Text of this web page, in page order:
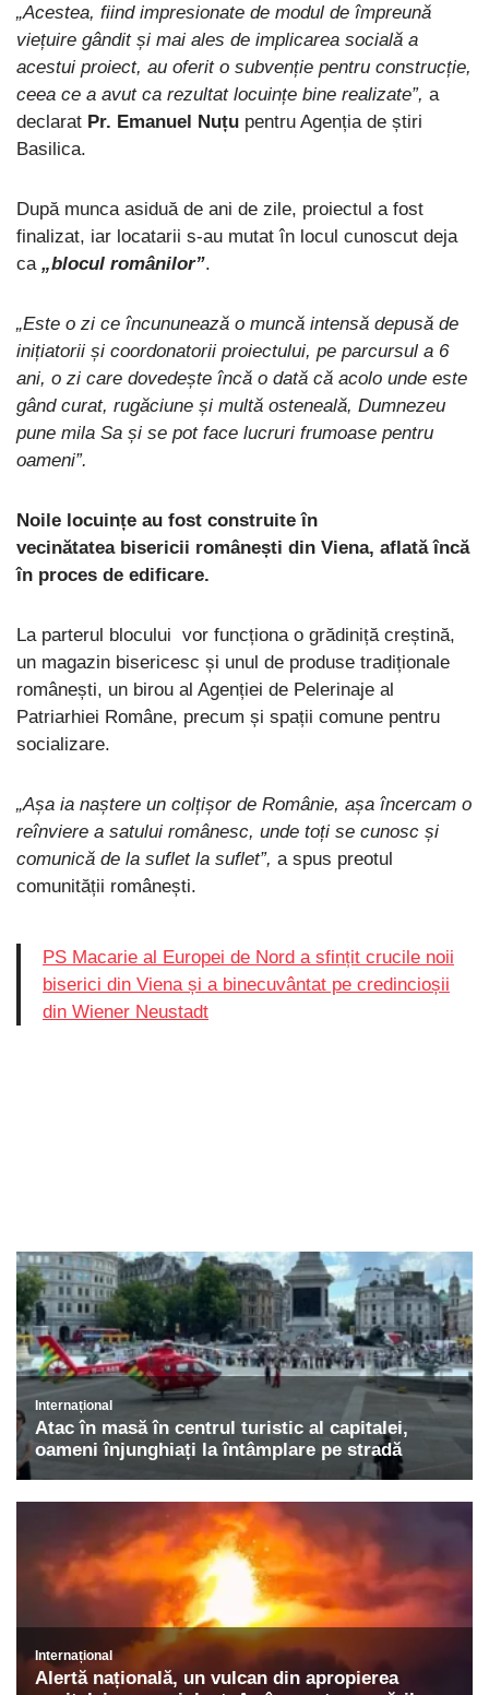
„Acestea, fiind impresionate de modul de împreună
viețuire gândit și mai ales de implicarea socială a
acestui proiect, au oferit o subvenție pentru construcție,
ceea ce a avut ca rezultat locuințe bine realizate”, a
declarat Pr. Emanuel Nuțu pentru Agenția de știri
Basilica.
După munca asiduă de ani de zile, proiectul a fost
finalizat, iar locatarii s-au mutat în locul cunoscut deja
ca „blocul românilor”.
„Este o zi ce încununează o muncă intensă depusă de
inițiatorii și coordonatorii proiectului, pe parcursul a 6
ani, o zi care dovedește încă o dată că acolo unde este
gând curat, rugăciune și multă osteneală, Dumnezeu
pune mila Sa și se pot face lucruri frumoase pentru
oameni”.
Noile locuințe au fost construite în
vecinătatea bisericii românești din Viena, aflată încă
în proces de edificare.
La parterul blocului vor funcționa o grădiniță creștină,
un magazin bisericesc și unul de produse tradiționale
românești, un birou al Agenției de Pelerinaje al
Patriarhiei Române, precum și spații comune pentru
socializare.
„Așa ia naștere un colțișor de Românie, așa încercam o
reînviere a satului românesc, unde toți se cunosc și
comunică de la suflet la suflet”, a spus preotul
comunității românești.
PS Macarie al Europei de Nord a sfințit crucile noii
biserici din Viena și a binecuvântat pe credincioșii
din Wiener Neustadt